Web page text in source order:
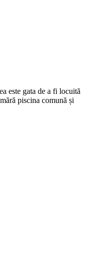
este gata de a fi locuită
piscina comună și